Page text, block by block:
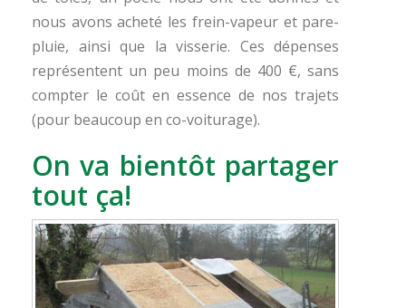
nous avons acheté les frein-vapeur et pare-
pluie, ainsi que la visserie. Ces dépenses
représentent un peu moins de 400 €, sans
compter le coût en essence de nos trajets
(pour beaucoup en co-voiturage).
On va bientôt partager
tout ça!